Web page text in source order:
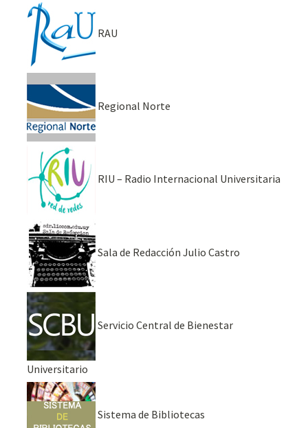
RAU
Regional Norte
RIU – Radio Internacional Universitaria
Sala de Redacción Julio Castro
Servicio Central de Bienestar
Universitario
Sistema de Bibliotecas